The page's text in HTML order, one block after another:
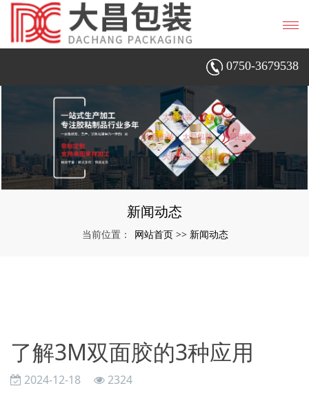
0750-3679538
新闻动态
当前位置： 网站首页 >> 新闻动态
了解3M双面胶的3种应用
2024-12-18 2324